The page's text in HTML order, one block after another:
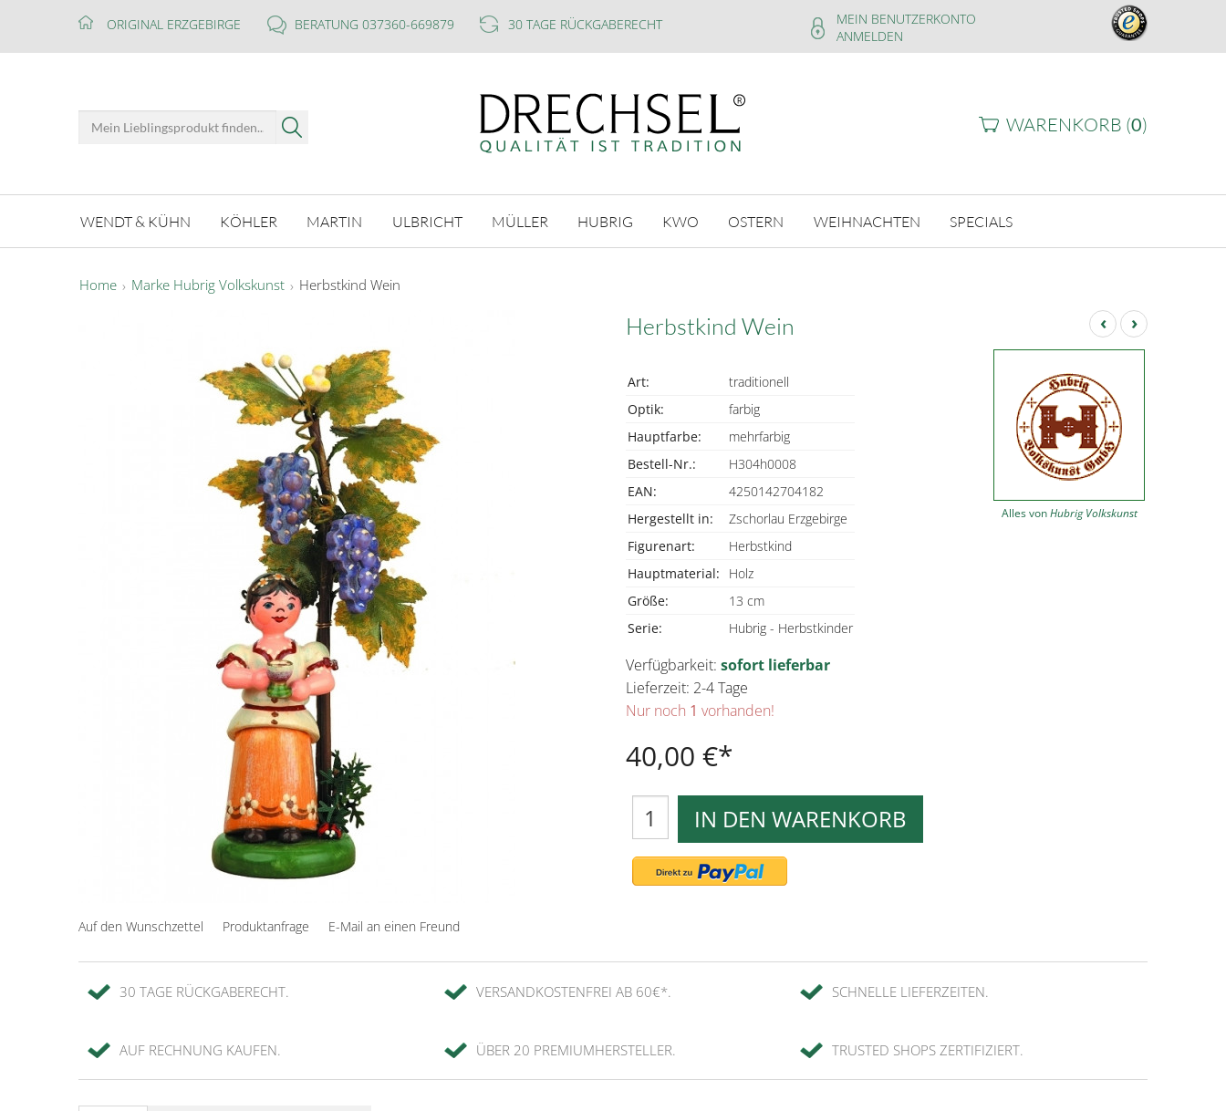
ORIGINAL ERZGEBIRGE BERATUNG 037360-669879 30 TAGE RÜCKGABERECHT
MEIN BENUTZERKONTO
ANMELDEN
WARENKORB (0)
WENDT & KÜHN KÖHLER MARTIN ULBRICHT MÜLLER HUBRIG KWO OSTERN WEIHNACHTEN SPECIALS
Home Marke Hubrig Volkskunst Herbstkind Wein
‹ ›
Herbstkind Wein
Art:
traditionell
Optik:
farbig
Hauptfarbe:
mehrfarbig
Bestell-Nr.:
H304h0008
EAN:
4250142704182
Hergestellt in:
Zschorlau Erzgebirge
Figurenart:
Herbstkind
Hauptmaterial:
Holz
Größe:
13 cm
Serie:
Hubrig - Herbstkinder
Alles vonHubrig Volkskunst
Verfügbarkeit: sofort lieferbar
Lieferzeit: 2-4 Tage
Nur noch 1 vorhanden!
40,00 €
IN DEN WARENKORB
Auf den Wunschzettel Produktanfrage E-Mail an einen Freund
30 TAGE RÜCKGABERECHT. VERSANDKOSTENFREI AB 60€*. SCHNELLE LIEFERZEITEN.
AUF RECHNUNG KAUFEN. ÜBER 20 PREMIUMHERSTELLER. TRUSTED SHOPS ZERTIFIZIERT.